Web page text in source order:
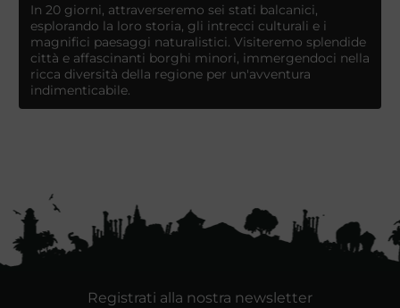
In 20 giorni, attraverseremo sei stati balcanici,
esplorando la loro storia, gli intrecci culturali e i
magnifici paesaggi naturalistici. Visiteremo splendide
città e affascinanti borghi minori, immergendoci nella
ricca diversità della regione per un'avventura
indimenticabile.
Registrati alla nostra newsletter